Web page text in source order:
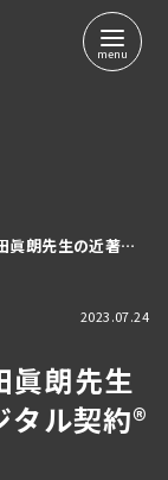
眞朗先生
タル契約®
2023.07.24
タル契約®が紹介（プレスリリース）